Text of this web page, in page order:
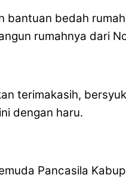
bantuan bedah
rumahnya dari
terimakasih,
dengan haru.
Pancasila